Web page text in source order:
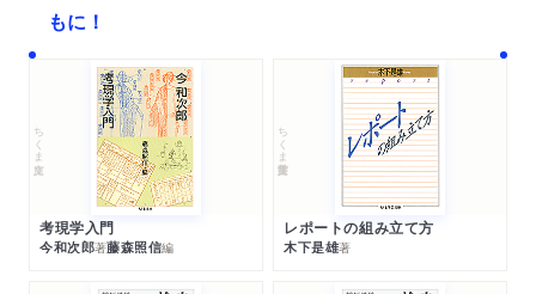
もに！
ちくま文庫
考現学入門
今和次郎著藤森照信編
ちくま学芸文庫
レポートの組み立て方
木下是雄著